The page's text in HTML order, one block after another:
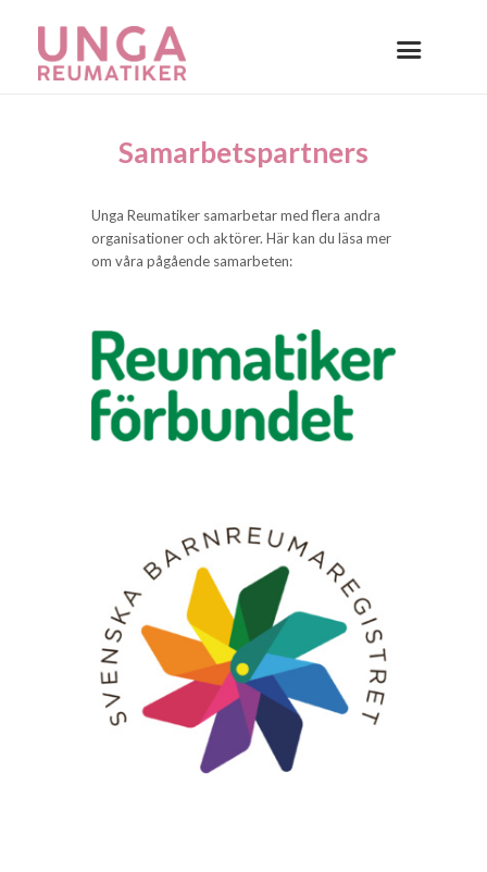
Samarbets­partners
Unga Reumatiker samarbetar med flera andra
organisationer och aktörer. Här kan du läsa mer
om våra pågående samarbeten: